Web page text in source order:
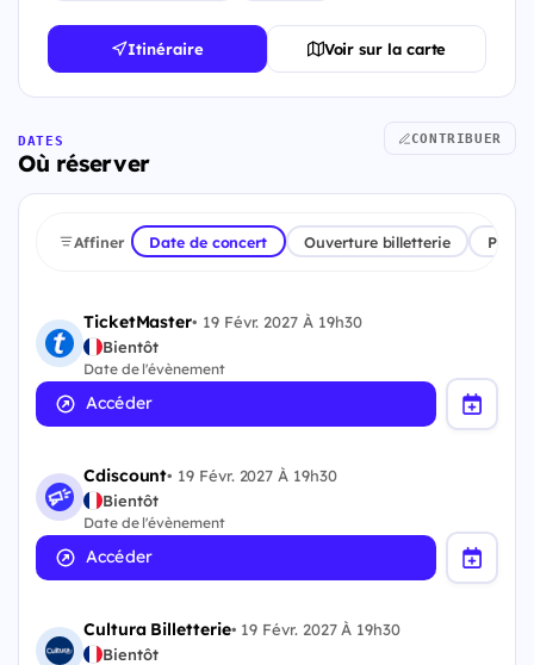
Itinéraire Voir sur la carte
DATES
Où réserver
CONTRIBUER
Affiner Date de concert Ouverture billetterie
TicketMaster• 19 Févr. 2027 À 19h30
Bientôt
Date de l'évènement
Accéder
Cdiscount• 19 Févr. 2027 À 19h30
Bientôt
Date de l'évènement
Accéder
Cultura Billetterie• 19 Févr. 2027 À 19h30
Bientôt